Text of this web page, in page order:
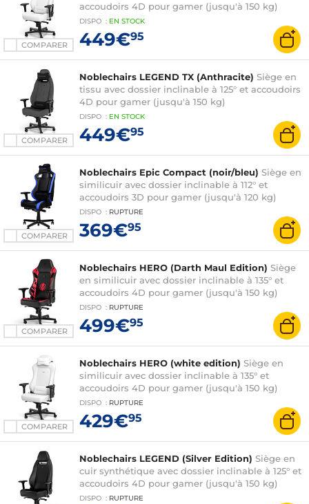
COMPARER
accoudoirs 4D pour gamer (jusqu'à 150 kg)
DISPO : EN STOCK
449€95
COMPARER
Noblechairs LEGEND TX (Anthracite) Siège en
tissu avec dossier inclinable à 125° et accoudoirs
4D pour gamer (jusqu'à 150 kg)
DISPO : EN STOCK
449€95
COMPARER
Noblechairs Epic Compact (noir/bleu) Siège en
similicuir avec dossier inclinable à 112° et
accoudoirs 3D pour gamer (jusqu'à 120 kg)
DISPO : RUPTURE
369€95
COMPARER
Noblechairs HERO (Darth Maul Edition) Siège
en similicuir avec dossier inclinable à 135° et
accoudoirs 4D pour gamer (jusqu'à 150 kg)
DISPO : RUPTURE
499€95
COMPARER
Noblechairs HERO (white edition) Siège en
similicuir avec dossier inclinable à 135° et
accoudoirs 4D pour gamer (jusqu'à 150 kg)
DISPO : RUPTURE
429€95
Noblechairs LEGEND (Silver Edition) Siège en
cuir synthétique avec dossier inclinable à 125° et
accoudoirs 4D pour gamer (jusqu'à 150 kg)
DISPO : RUPTURE